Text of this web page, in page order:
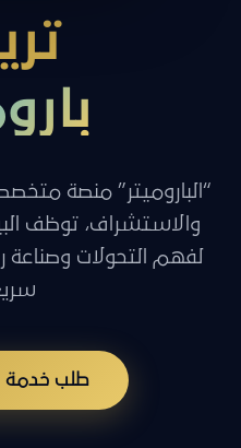
“الباروميتر” منصة
والاستشراف، توظف
لفهم التحولات وصناعة
طلب خدمة